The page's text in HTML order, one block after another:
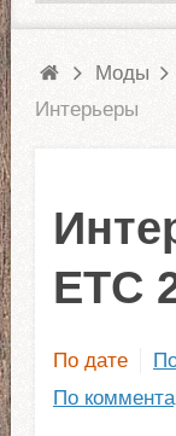
Моды
Интерьеры
ЕТС
По дате
По